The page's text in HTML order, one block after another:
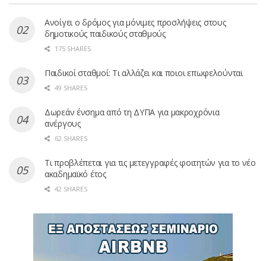
Ανοίγει ο δρόμος για μόνιμες προσλήψεις στους
δημοτικούς παιδικούς σταθμούς
175 SHARES
Παιδικοί σταθμοί: Τι αλλάζει και ποιοι επωφελούνται
49 SHARES
Δωρεάν ένσημα από τη ΔΥΠΑ για μακροχρόνια
ανέργους
62 SHARES
Τι προβλέπεται για τις μετεγγραφές φοιτητών για το νέο
ακαδημαϊκό έτος
42 SHARES